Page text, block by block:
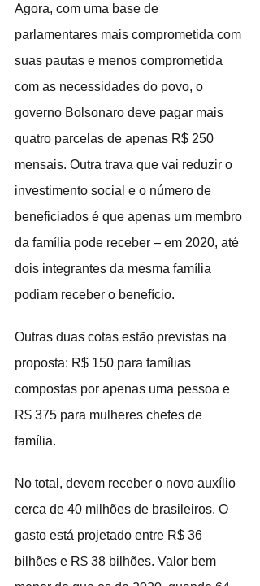
Agora, com uma base de
parlamentares mais comprometida com
suas pautas e menos comprometida
com as necessidades do povo, o
governo Bolsonaro deve pagar mais
quatro parcelas de apenas R$ 250
mensais. Outra trava que vai reduzir o
investimento social e o número de
beneficiados é que apenas um membro
da família pode receber – em 2020, até
dois integrantes da mesma família
podiam receber o benefício.
Outras duas cotas estão previstas na
proposta: R$ 150 para famílias
compostas por apenas uma pessoa e
R$ 375 para mulheres chefes de
família.
No total, devem receber o novo auxílio
cerca de 40 milhões de brasileiros. O
gasto está projetado entre R$ 36
bilhões e R$ 38 bilhões. Valor bem